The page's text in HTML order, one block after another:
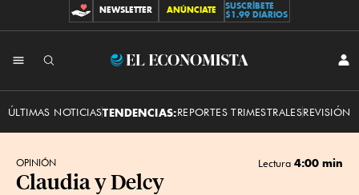
CONTRIBUCIONES
NEWSLETTER ANÚNCIATE
SUSCRÍBETE
$1.99 DIARIOS
El
ÚLTIMAS NOTICIASTENDENCIAS:REPORTES TRIMESTRALESREVISIÓN
OPINIÓN Lectura 4:00 min
Claudia y Delcy